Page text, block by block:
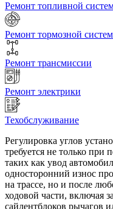
Ремонт топливной
Ремонт тормозной
Ремонт трансмиссии
Ремонт электрики
Техобслуживание
Регулировка углов
требуется не только при
таких как увод
односторонний износ
на трассе, но и после
ходовой части, включая
сайлентблоков рычагов